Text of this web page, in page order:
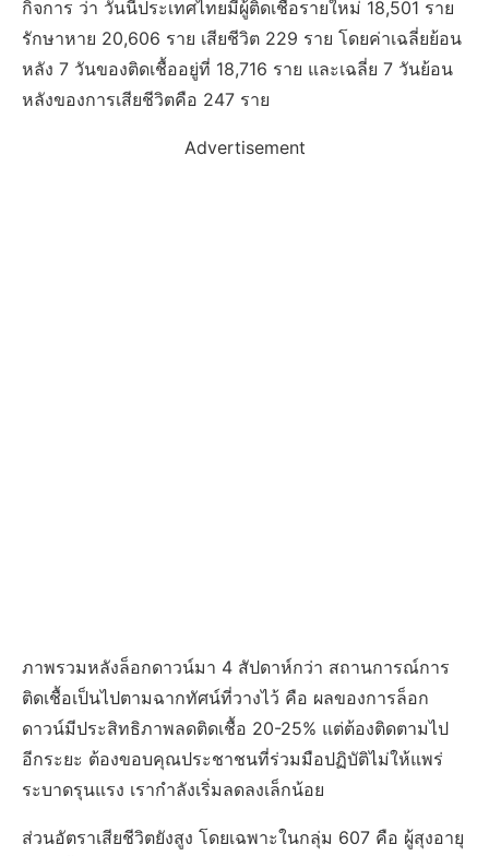
กิจการ ว่า วันนี้ประเทศไทยมีผู้ติดเชื้อรายใหม่ 18,501 ราย
รักษาหาย 20,606 ราย เสียชีวิต 229 ราย โดยค่าเฉลี่ยย้อน
หลัง 7 วันของติดเชื้ออยู่ที่ 18,716 ราย และเฉลี่ย 7 วันย้อน
หลังของการเสียชีวิตคือ 247 ราย
Advertisement
ภาพรวมหลังล็อกดาวน์มา 4 สัปดาห์กว่า สถานการณ์การ
ติดเชื้อเป็นไปตามฉากทัศน์ที่วางไว้ คือ ผลของการล็อก
ดาวน์มีประสิทธิภาพลดติดเชื้อ 20-25% แต่ต้องติดตามไป
อีกระยะ ต้องขอบคุณประชาชนที่ร่วมมือปฏิบัติไม่ให้แพร่
ระบาดรุนแรง เรากำลังเริ่มลดลงเล็กน้อย
ส่วนอัตราเสียชีวิตยังสูง โดยเฉพาะในกลุ่ม 607 คือ ผู้สุงอายุ